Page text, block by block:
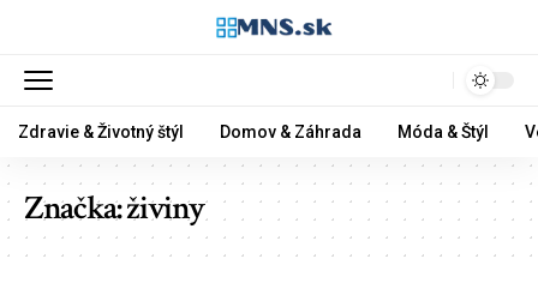
Zdravie & Životný štýl Domov & Záhrada Móda & Štýl
Značka:živiny